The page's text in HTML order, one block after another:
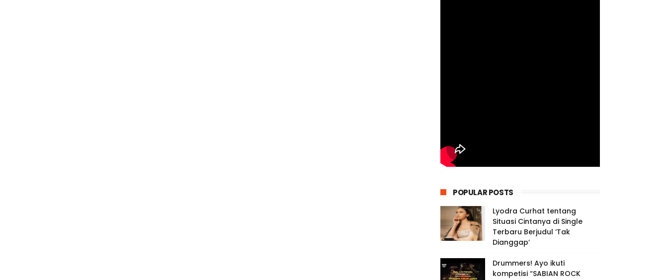
POPULAR POSTS
Lyodra Curhat tentang
Situasi Cintanya di Single
Terbaru Berjudul ‘Tak
Dianggap’
Drummers! Ayo ikuti
kompetisi “SABIAN ROCK